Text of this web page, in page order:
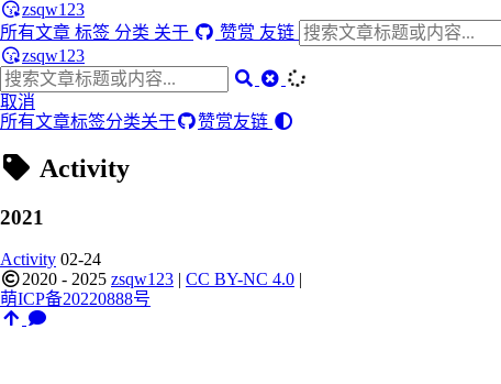
zsqw123
所有文章 标签 分类 关于 赞赏 友链
zsqw123
取消
所有文章标签分类关于 赞赏友链
Activity
2021
Activity 02-24
2020 - 2025 zsqw123 | CC BY-NC 4.0 |
萌ICP备20220888号